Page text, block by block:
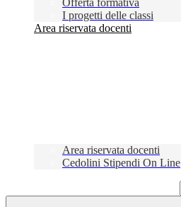
Offerta formativa
I progetti delle classi
Area riservata docenti
Area riservata docenti
Cedolini Stipendi On Line